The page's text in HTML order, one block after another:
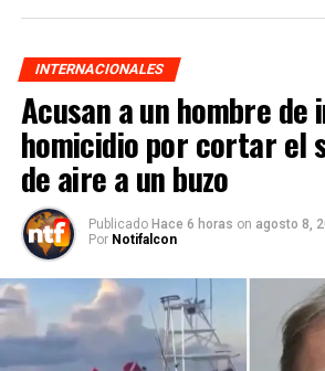
INTERNACIONALES
Acusan a un hombre de
homicidio por cortar el
de aire a un buzo
Publicado Hace 6 horas on agosto 8,
Por Notifalcon